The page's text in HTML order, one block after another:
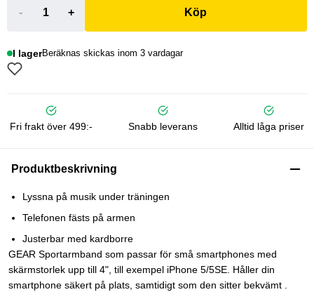
- + Köp
I lagerBeräknas skickas inom 3 vardagar
Fri frakt över 499:- Snabb leverans Alltid låga priser
Produktbeskrivning
Lyssna på musik under träningen
Telefonen fästs på armen
Justerbar med kardborre
GEAR Sportarmband som passar för små smartphones med
skärmstorlek upp till 4", till exempel iPhone 5/5SE. Håller din
smartphone säkert på plats, samtidigt som den sitter bekvämt .